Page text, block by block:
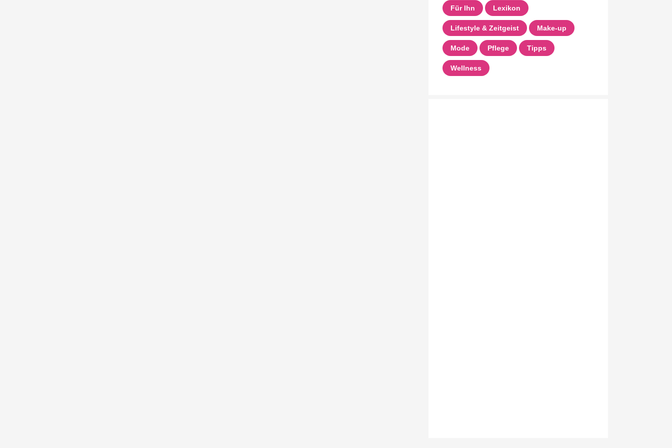
Für Ihn Lexikon
Lifestyle & Zeitgeist Make-up
Mode Pflege Tipps
Wellness